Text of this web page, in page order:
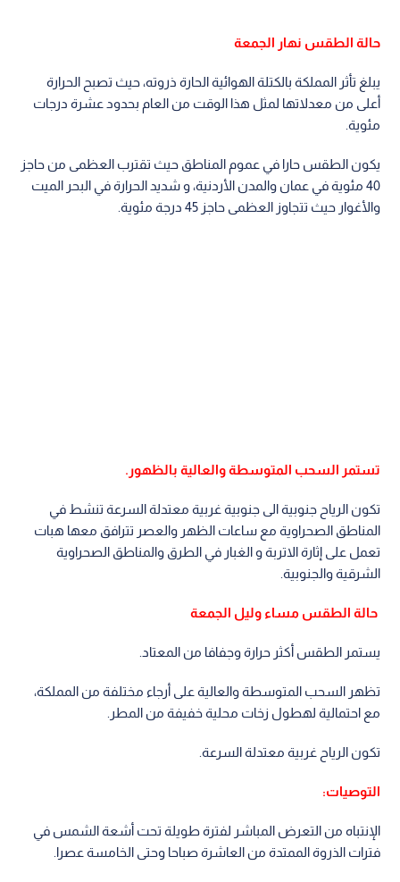
حالة الطقس نهار الجمعة​
يبلغ تأثر المملكة بالكتلة الهوائية الحارة ذروته، حيث تصبح الحرارة
أعلى من معدلاتها لمثل هذا الوقت من العام بحدود عشرة درجات
مئوية.
يكون الطقس حارا في عموم المناطق حيث تقترب العظمى من حاجز
40 مئوية في عمان والمدن الأردنية، و شديد الحرارة في البحر الميت
والأغوار حيث تتجاوز العظمى حاجز 45 درجة مئوية.
تستمر السحب المتوسطة والعالية بالظهور.
تكون الرياح جنوبية الى جنوبية غربية معتدلة السرعة تنشط في
المناطق الصحراوية مع ساعات الظهر والعصر تترافق معها هبات
تعمل على إثارة الاتربة و الغبار في الطرق والمناطق الصحراوية
الشرقية والجنوبية.
حالة الطقس مساء وليل الجمعة
يستمر الطقس أكثر حرارة وجفافا من المعتاد.
تظهر السحب المتوسطة والعالية على أرجاء مختلفة من المملكة،
مع احتمالية لهطول زخات محلية خفيفة من المطر.
تكون الرياح غربية معتدلة السرعة.
التوصيات:
الإنتباه من التعرض المباشر لفترة طويلة تحت أشعة الشمس في
فترات الذروة الممتدة من العاشرة صباحا وحتى الخامسة عصرا.